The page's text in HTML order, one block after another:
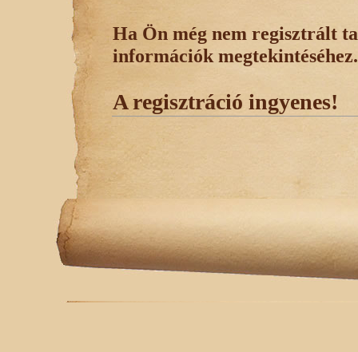
Ha Ön még nem regisztrált
információk megtekintéséhez.
A regisztráció ingyenes!